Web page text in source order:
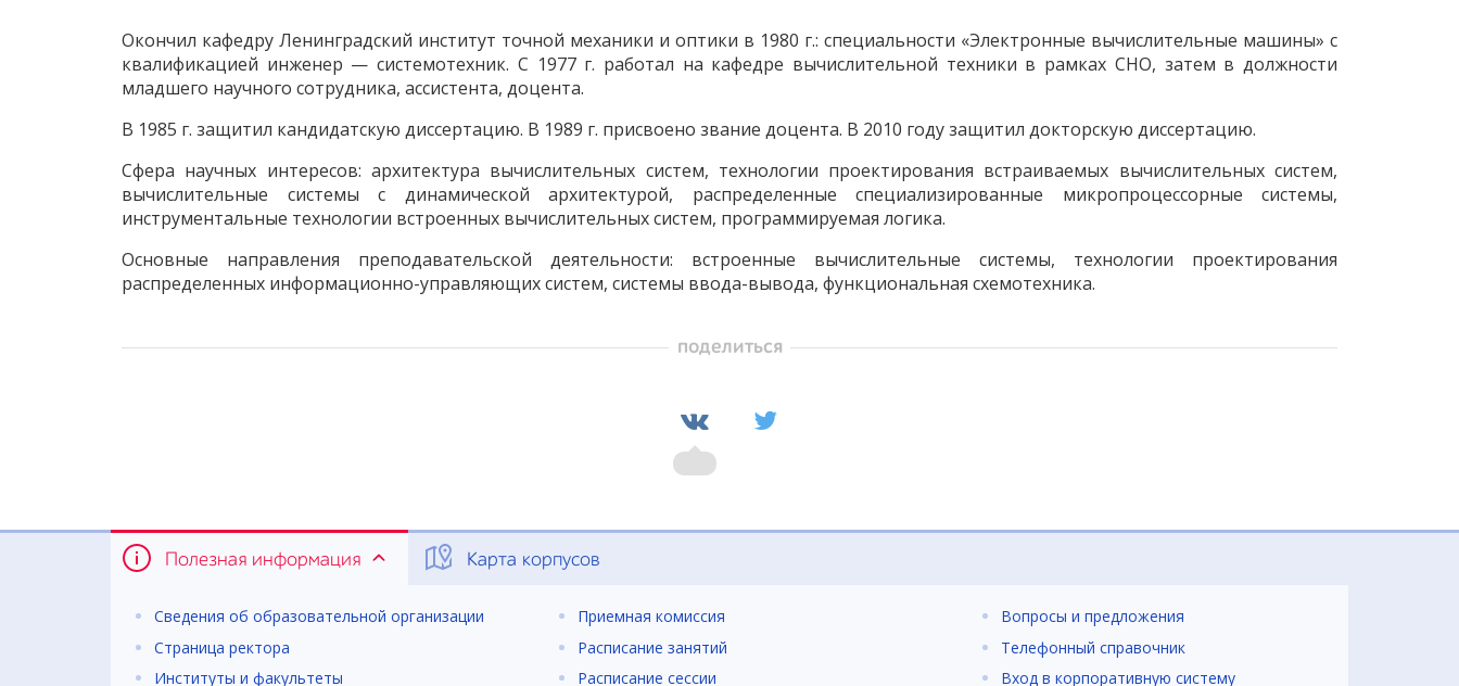
Окончил кафедру Ленинградский институт точной механики и оптики в 1980 г.: специальности «Электронные вычислительные машины» с
квалификацией инженер — системотехник. С 1977 г. работал на кафедре вычислительной техники в рамках СНО, затем в должности
младшего научного сотрудника, ассистента, доцента.
В 1985 г. защитил кандидатскую диссертацию. В 1989 г. присвоено звание доцента. В 2010 году защитил докторскую диссертацию.
Сфера научных интересов: архитектура вычислительных систем, технологии проектирования встраиваемых вычислительных систем,
вычислительные системы с динамической архитектурой, распределенные специализированные микропроцессорные системы,
инструментальные технологии встроенных вычислительных систем, программируемая логика.
Основные направления преподавательской деятельности: встроенные вычислительные системы, технологии проектирования
распределенных информационно-управляющих систем, системы ввода-вывода, функциональная схемотехника.
поделиться
Полезная информация Карта корпусов
Сведения об образовательной организации
Страница ректора
Институты и факультеты
Приемная комиссия
Расписание занятий
Расписание сессии
Вопросы и предложения
Телефонный справочник
Вход в корпоративную систему